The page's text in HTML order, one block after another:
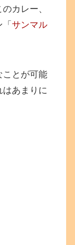
カレー、
「サンマル
ことが可能
あまりに